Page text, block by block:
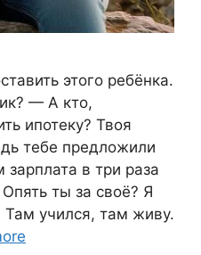
этого ребёнка.
— А кто,
ипотеку? Твоя
тебе предложили
в три раза
ты за своё? Я
учился, там живу.